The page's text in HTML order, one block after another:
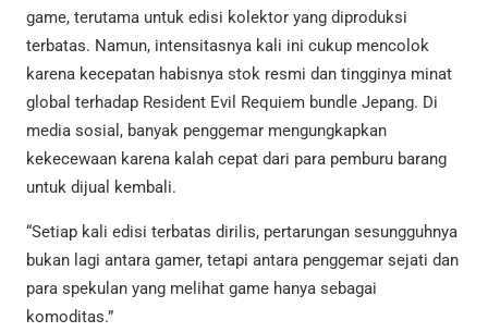
game, terutama untuk edisi kolektor yang diproduksi
terbatas. Namun, intensitasnya kali ini cukup mencolok
karena kecepatan habisnya stok resmi dan tingginya minat
global terhadap Resident Evil Requiem bundle Jepang. Di
media sosial, banyak penggemar mengungkapkan
kekecewaan karena kalah cepat dari para pemburu barang
untuk dijual kembali.
“Setiap kali edisi terbatas dirilis, pertarungan sesungguhnya
bukan lagi antara gamer, tetapi antara penggemar sejati dan
para spekulan yang melihat game hanya sebagai
komoditas.”